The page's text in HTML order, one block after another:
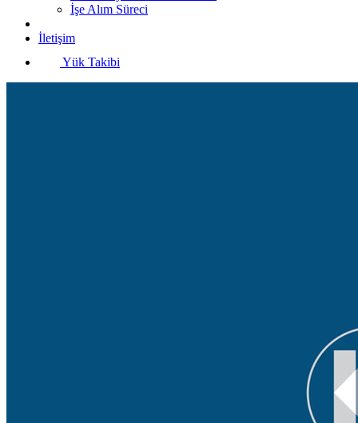
İşe Alım Süreci
İletişim
Yük Takibi